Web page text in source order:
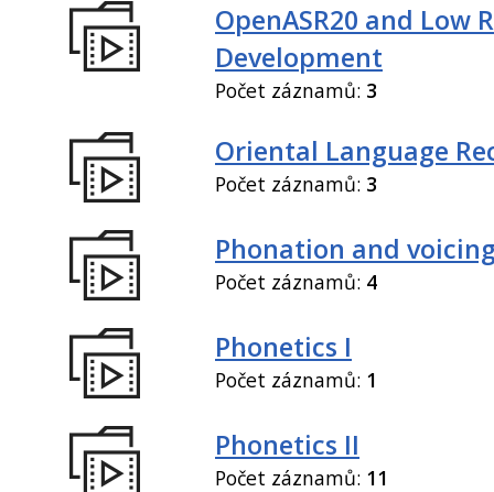
OpenASR20 and Low
Development
Počet záznamů: 3
Oriental Language
Počet záznamů: 3
Phonation and
Počet záznamů: 4
Phonetics I
Počet záznamů: 1
Phonetics II
Počet záznamů: 11